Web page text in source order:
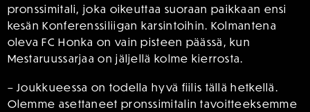
pronssimitali, joka oikeuttaa suoraan paikkaan ensi
kesän Konferenssiliigan karsintoihin. Kolmantena
oleva FC Honka on vain pisteen päässä, kun
Mestaruussarjaa on jäljellä kolme kierrosta.
– Joukkueessa on todella hyvä fiilis tällä hetkellä.
Olemme asettaneet pronssimitalin tavoitteeksemme